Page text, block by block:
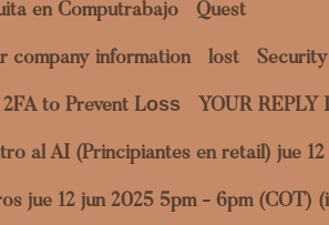
en Computrabajo Quest
company information lost
to Prevent Lоѕѕ YOUR REPLY
al AI (Principiantes en retail) jue
jue 12 jun 2025 5pm - 6pm (COT)